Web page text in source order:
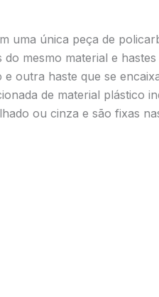
uma única peça de
mesmo material e
outra haste que se
de material
ou cinza e são fixas